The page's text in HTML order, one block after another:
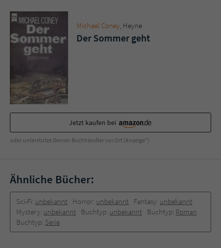
Michael Coney, Heyne
Der Sommer geht
Jetzt kaufen bei
oder unterstütze Deinen Buchhändler vor Ort (Anzeige*)
Ähnliche Bücher:
Sci-Fi: unbekannt Horror: unbekannt Fantasy: unbekannt
Mystery: unbekannt Buchtyp: unbekannt Buchtyp: Roman
Buchtyp: Serie